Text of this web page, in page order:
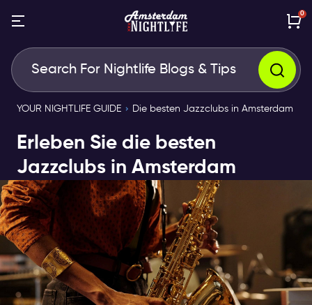
0
YOUR NIGHTLIFE GUIDE Die besten Jazzclubs in Amsterdam
Erleben Sie die besten
Jazzclubs in Amsterdam